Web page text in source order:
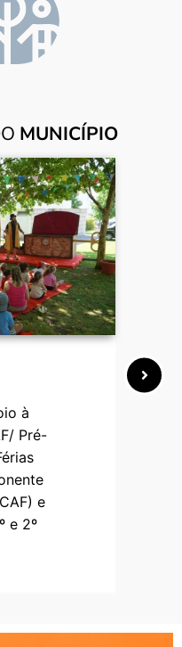
MUNICÍPIO
à
Pré-
e
e 2º
05/